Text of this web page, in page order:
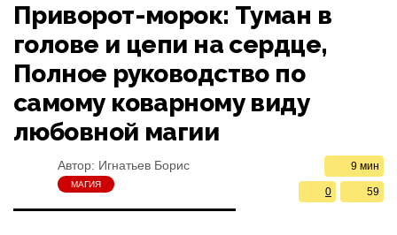
Приворот-морок: Туман в
голове и цепи на сердце,
Полное руководство по
самому коварному виду
любовной магии
Автор: Игнатьев Борис
МАГИЯ
9 мин
59
0